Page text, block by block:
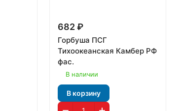
682 ₽
Горбуша ПСГ
Тихоокеанская Камбер РФ
фас.
В наличии
В корзину